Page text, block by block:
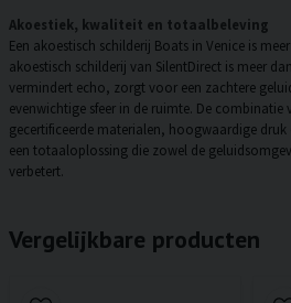
Akoestiek, kwaliteit en totaalbeleving
Een akoestisch schilderij Boats in Venice is
akoestisch schilderij van SilentDirect is meer
vermindert echo, zorgt voor een zachtere
evenwichtige sfeer in de ruimte. De combinatie
gecertificeerde materialen, hoogwaardige
een totaaloplossing die zowel de
verbetert.
Vergelijkbare producten